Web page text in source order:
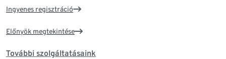
Ingyenes regisztráció
Előnyök megtekintése
További szolgáltatásaink